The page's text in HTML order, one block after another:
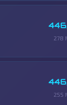
278
255